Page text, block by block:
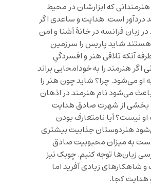
هنرمندانی که ابزارشان در محیط
دردآور است. هدایت و ساعدی اگر
زبان فرانسه در خانهٔ آشنا و امن
شاید پاریس را سرزمین
آنکه تلاقی هنر و افسردگیِ
اگر هنرمند را به خودامحایی براند
او می‌شود. چرا؟ شاید چون هنر را
باعث می‌شود نام هنرمند در اذهان
بخشی از شهرت صادق هدایت
نیست؟ آیا نامتعارف بودن
هنردوستان جذابیت بیشتری
به میزان محبوبیت صادق
زبان‌ها توجه کنیم. چوبک نیز
شاهکارهای زیادی آفرید اما
هدایت کجا.